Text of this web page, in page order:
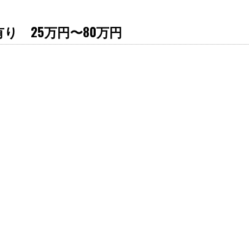
25万円〜80万円